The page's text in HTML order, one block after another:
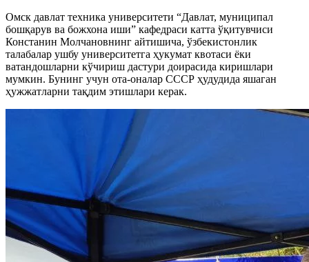
Омск давлат техника университети “Давлат, муниципал
бошқарув ва божхона иши” кафедраси катта ўқитувчиси
Констанин Молчановнинг айтишича, ўзбекистонлик
талабалар ушбу университетга ҳукумат квотаси ёки
ватандошларни кўчириш дастури доирасида киришлари
мумкин. Бунинг учун ота-оналар СССР ҳудудида яшаган
ҳужжатларни тақдим этишлари керак.